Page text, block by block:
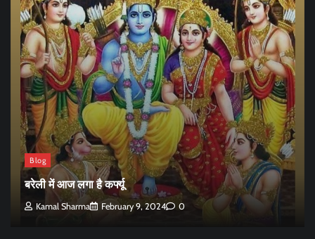
Blog
बरेली में आज लगा है कर्फ्यू
Kamal Sharma February 9, 2024 0